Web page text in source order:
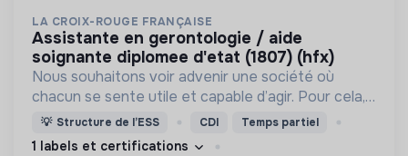
LA CROIX-ROUGE FRANÇAISE
assistante en gerontologie / aide
soignante diplomee d'etat (1807) (hfx)
Nous souhaitons voir advenir une société où
chacun se sente utile et capable d’agir. Pour cela,
nous proposons des moyens et des lieux
d’engagement innovants et adaptés à tous.
💡 Structure de l’ESS CDI Temps partiel
1 labels et certifications